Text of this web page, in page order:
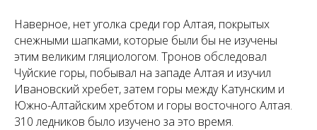
Наверное, нет уголка среди гор Алтая, покрытых
снежными шапками, которые были бы не изучены
этим великим гляциологом. Тронов обследовал
Чуйские горы, побывал на западе Алтая и изучил
Ивановский хребет, затем горы между Катунским и
Южно-Алтайским хребтом и горы восточного Алтая.
310 ледников было изучено за это время.